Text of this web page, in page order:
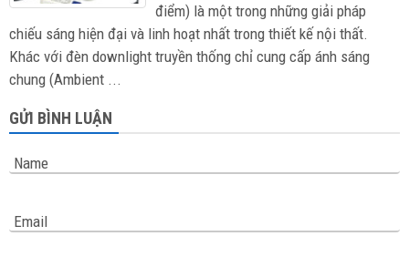
điểm) là một trong những giải pháp
chiếu sáng hiện đại và linh hoạt nhất trong thiết kế nội thất.
Khác với đèn downlight truyền thống chỉ cung cấp ánh sáng
chung (Ambient ...
GỬI BÌNH LUẬN
Name
Email